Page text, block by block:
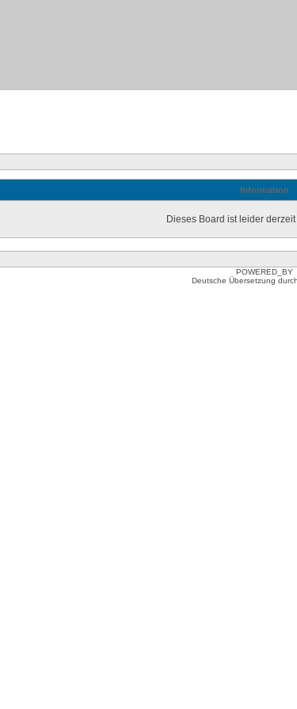
Information
Dieses Board ist leider
POWERED_BY
Deutsche Übersetzung durch